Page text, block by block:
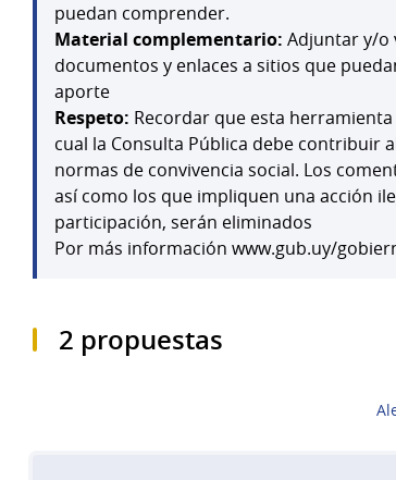
puedan comprender.
Material complementario: Adjuntar y/o
documentos y enlaces a sitios que
aporte
Respeto: Recordar que esta
cual la Consulta Pública debe contribuir
normas de convivencia social. Los
así como los que impliquen una acción
participación, serán eliminados
Por más información www.gub.uy/
2 propuestas